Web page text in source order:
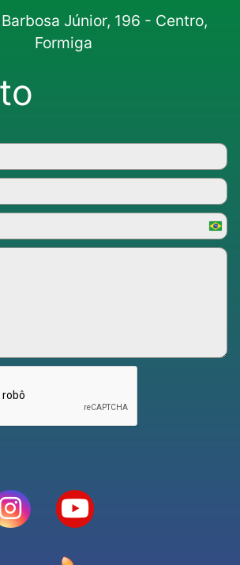
Júnior, 196 - Centro,
Formiga
+55